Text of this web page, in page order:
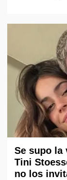
Se supo la
Tini
no los